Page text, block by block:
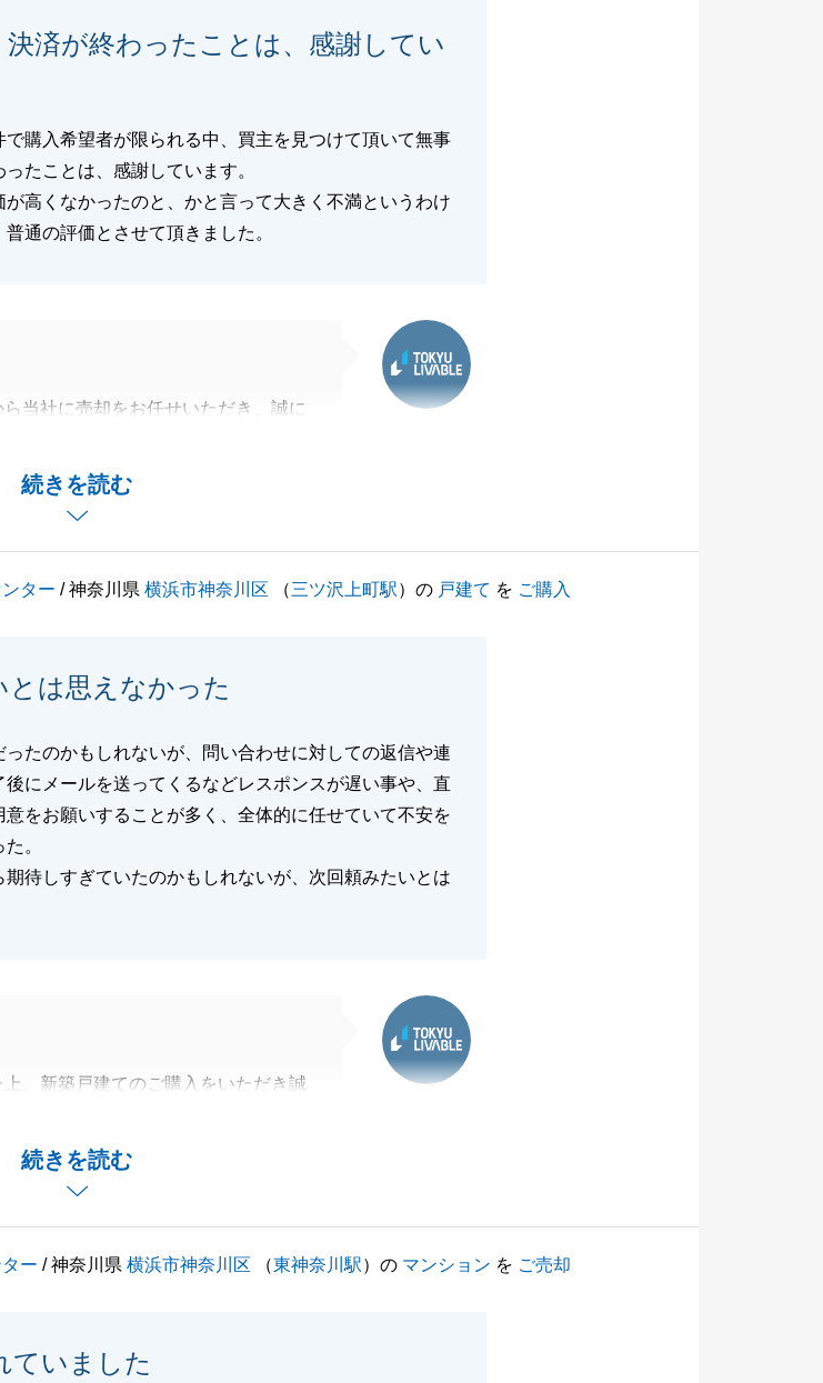
い。
、引き続きどうぞ宜しくお願いいた
る
決済が終わったことは、感謝してい
で購入希望者が限られる中、買主を見つけて頂いて無事
たことは、感謝しています。
が高くなかったのと、かと言って大きく不満というわけ
通の評価とさせて頂きました。
続きを読む
当社に売却をお任せいただき、誠に
だいてしまいましたが、様々なご協
了することが出来ました。
る
ター / 神奈川県横浜市神奈川区 （三ツ沢上町駅）の 戸建て を ご購入
とは思えなかった
たのかもしれないが、問い合わせに対しての返信や連
にメールを送ってくるなどレスポンスが遅い事や、直
をお願いすることが多く、全体的に任せていて不安を
。
期待しすぎていたのかもしれないが、次回頼みたいとは
続きを読む
、新築戸建てのご購入をいただき誠
は誠に申し訳ございませんでした。
も今後改善をさせて頂きます。
じます。
ー / 神奈川県横浜市神奈川区 （東神奈川駅）の マンション を ご売却
ていました